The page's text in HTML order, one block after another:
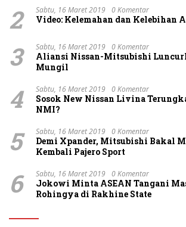
2 Sabtu, 16 Maret 2019 0 Komentar
Video: Kelemahan dan Kelebihan
3 Sabtu, 16 Maret 2019 0 Komentar
Aliansi Nissan-Mitsubishi
Mungil
4 Sabtu, 16 Maret 2019 0 Komentar
Sosok New Nissan Livina
NMI?
5 Sabtu, 16 Maret 2019 0 Komentar
Demi Xpander, Mitsubishi Bakal
Kembali Pajero Sport
6 Sabtu, 16 Maret 2019 0 Komentar
Jokowi Minta ASEAN Tangani
Rohingya di Rakhine State